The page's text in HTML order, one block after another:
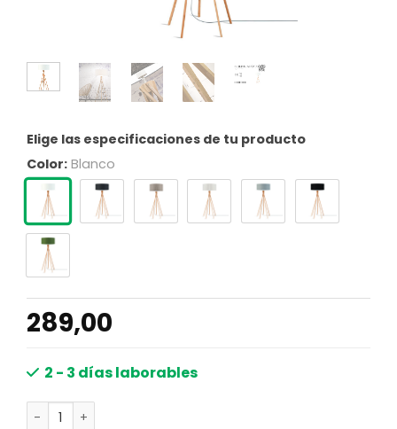
Elige las especificaciones de tu producto
Color: Blanco
289,00
2 - 3 días laborables
Lámpara de pie bohemia blanca de bambú_lino GOOD